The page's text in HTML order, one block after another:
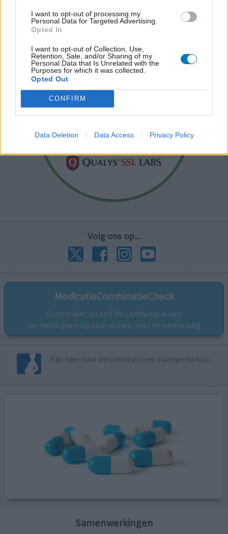
I want to opt-out of processing my
Personal Data for Targeted Advertising.
Opted In
I want to opt-out of Collection, Use,
Retention, Sale, and/or Sharing of my
Personal Data that Is Unrelated with the
Purposes for which it was collected.
Opted Out
CONFIRM
Data Deletion Data Access Privacy Policy
Volg ons op...
MedicatieCombinatieCheck
Controleer nu zelf de combinatie van
uw medicijnen op interacties, snel en eenvoudig.
Kijk hier voor informatie over zwangerschap.
Samenwerkingen